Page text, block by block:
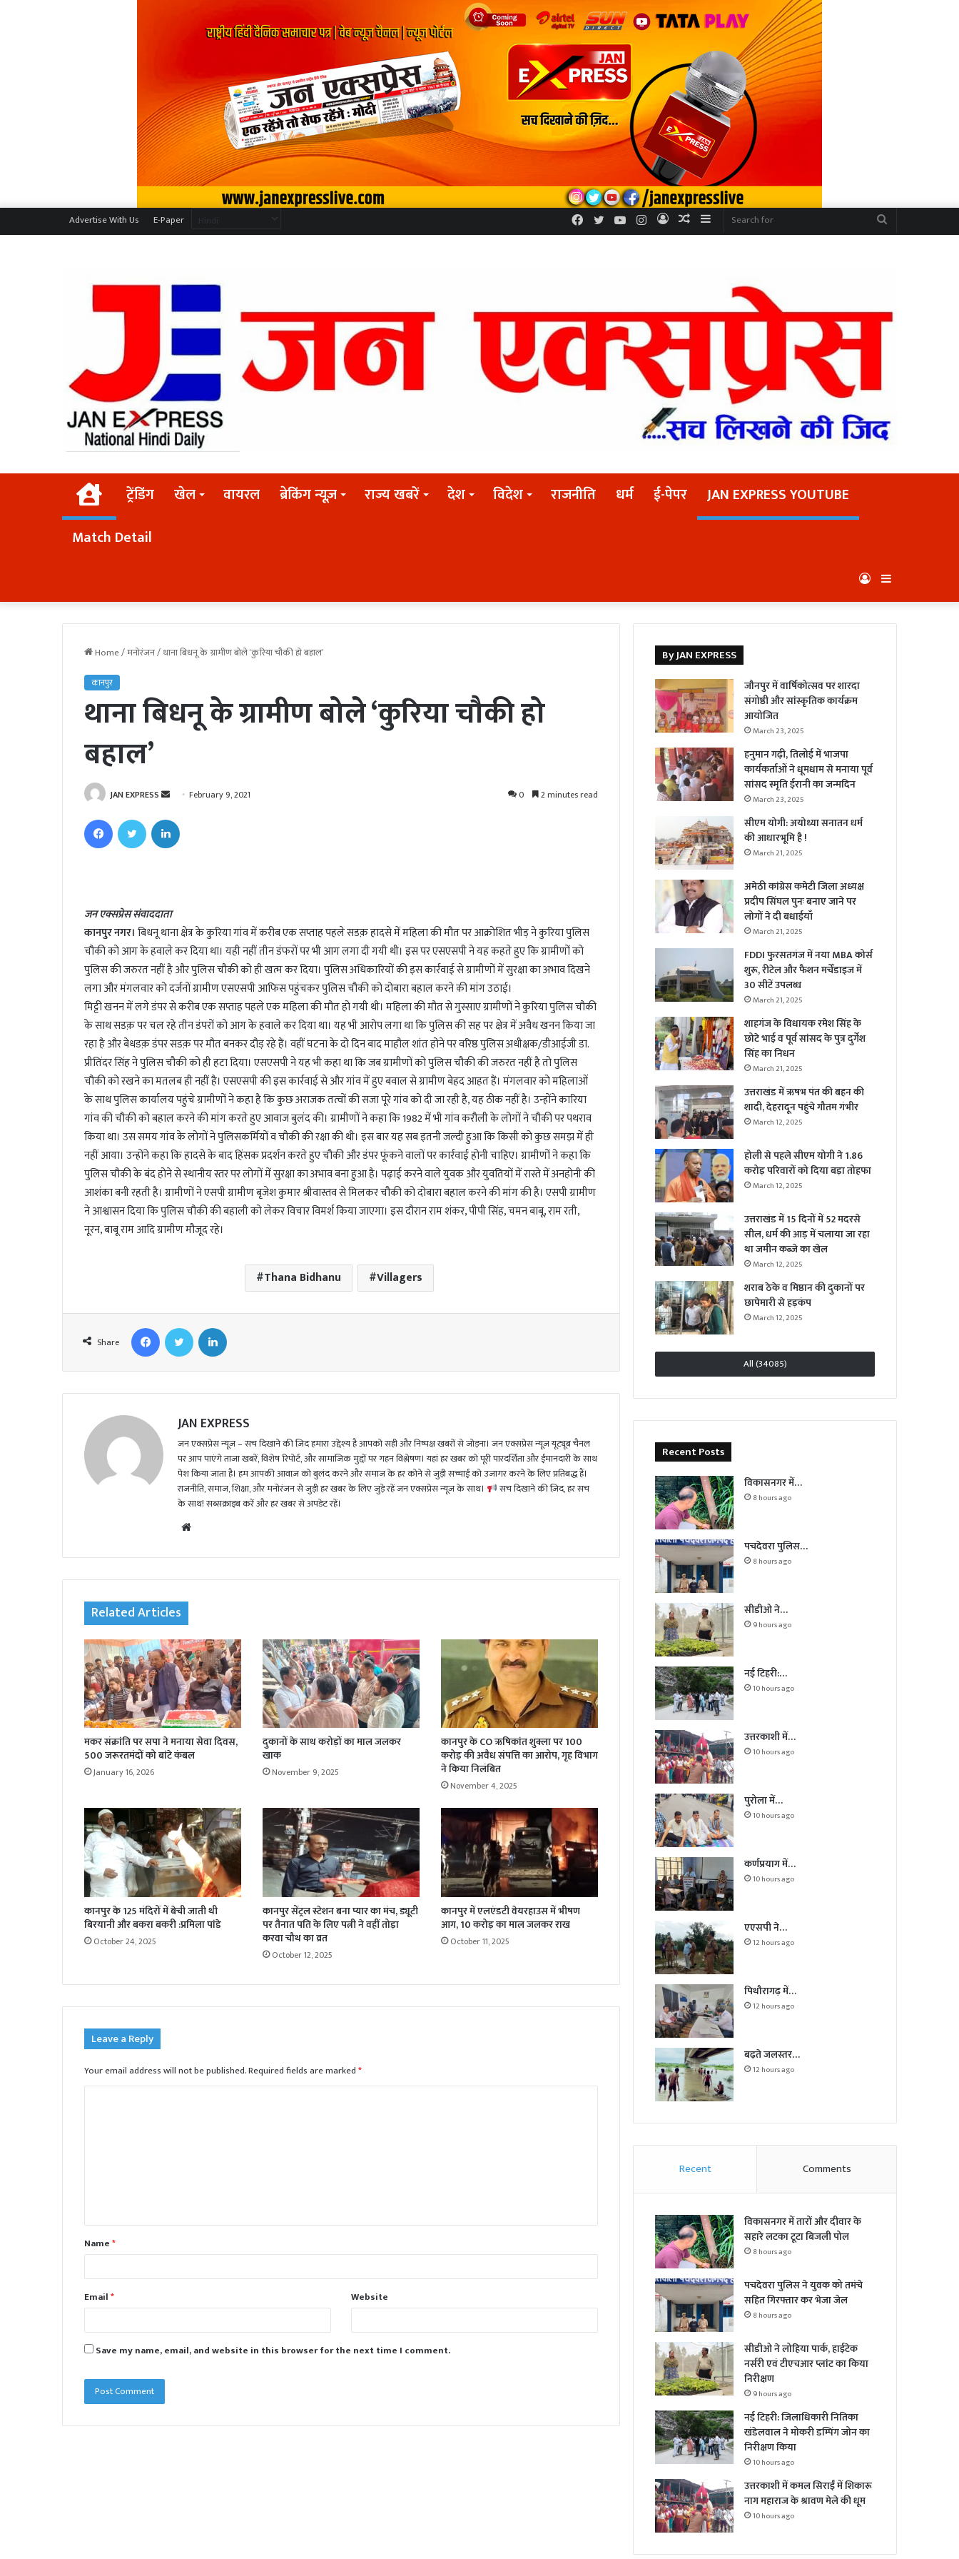
Advertise With Us E-Paper Sidebar
Random
Log
Instagram
YouTube
Twitter
Facebook
Homeट्रेंडिंग खेल वायरल ब्रेकिंग न्यूज़ राज्य खबरें देश विदेश राजनीति धर्म ई-पेपर
JAN EXPRESS YOUTUBE
Match Detail
Log
In
Home/मनोरंजन/थाना बिधनू के ग्रामीण बोले ‘कुरिया चौकी हो बहाल’
कानपुर
थाना बिधनू के ग्रामीण बोले ‘कुरिया चौकी हो
बहाल’
JAN EXPRESS
d
m
a
i
l
February 9, 2021 0 2 minutes read
जन एक्सप्रेस संवाददाता
कानपुर नगर। बिधनू थाना क्षेत्र के कुरिया गांव में करीब एक सप्ताह पहले सडक़ हादसे में महिला की मौत पर आक्रोशित भीड़ ने कुरिया पुलिस
चौकी को आग के हवाले कर दिया था। यही नहीं तीन डंफरों पर भी आग लगा दी गयी थी। इस पर एसएसपी ने यह कहते हुए कि ग्रामीणों को
पुलिस की जरुरत नहीं है और पुलिस चौकी को ही खत्म कर दिया। पुलिस अधिकारियों की इस कार्रवाई से ग्रामीणों में सुरक्षा का अभाव दिखने
लगा और मंगलवार को दर्जनों ग्रामीण एसएसपी आफिस पहुंचकर पुलिस चौकी को दोबारा बहाल करने की मांग उठाई।
मिट्टी खनन में लगे डंपर से करीब एक सप्ताह पहले एक महिला की मौत हो गयी थी। महिला की मौत से गुस्साए ग्रामीणों ने कुरिया पुलिस चौकी
के साथ सडक़ पर चल रहे तीन डंपरों को आग के हवाले कर दिया था। यह भी आरोप लगा था कि पुलिस की सह पर क्षेत्र में अवैध खनन किया जा
रहा है और बेधडक़ डंपर सडक़ पर मौत बनकर दौड़ रहे हैं। वहीं घटना के दो दिन बाद माहौल शांत होने पर वरिष्ठ पुलिस अधीक्षक/डीआईजी डा.
प्रीतिंदर सिंह ने पुलिस चौकी को ही हटा दिया। एसएसपी ने यह भी कहा था कि जब ग्रामीणों को पुलिस चौकी की जरुरत नहीं है तो पुलिस
चौकी को रखने का मतलब ही नहीं है। एसएसपी की इस कार्रवाई से और गांव में हुए बवाल से ग्रामीण बेहद आहत हैं। मंगलवार को महिलाओं
के साथ पुलिस कार्यालय पहुंचे ग्रामीणों ने कहा है कि कुछ अराजक तत्वों की सजा पूरे गांव को दी जा रही है, यह ठीक नहीं है। उन्होंने कारिया
गांव की चौकी को बहाल करने की मांग करते हुए आवाज बुलंद की। ग्रामीणों ने कहा कि 1982 में भी गांव करौली के लोगों ने चौकी पर पथराव
किया था। उस समय गांव के लोगों ने पुलिसकर्मियों व चौकी की रक्षा की थी। इस बार यह सब इतनी जल्दी हुआ कि किसी को कुछ समझ में ही
नहीं आया। उन्होंने कहा कि हादसे के बाद हिंसक प्रदर्शन करते हुए चौकी और डंपर फूंकने वालों पर कार्रवाई होनी चाहिए। ग्रामीणों ने कहा कि
पुलिस चौकी के बंद होने से स्थानीय स्तर पर लोगों में सुरक्षा का अभाव बना हुआ है। पढ़ाई करने वाले युवक और युवतियों में रास्ते में अनहोनी की
आशंका बनी रहती है। ग्रामीणों ने एसपी ग्रामीण बृजेश कुमार श्रीवास्तव से मिलकर चौकी को दोबारा बहाल करने की मांग की है। एसपी ग्रामीण
ने आश्वासन दिया कि पुलिस चौकी की बहाली को लेकर विचार विमर्श किया जाएगा। इस दौरान राम शंकर, पीपी सिंह, चमन बाबू, राम रती,
नूरन, बाबू राम आदि ग्रामीण मौजूद रहे।
Thana Bidhanu Villagers
Share
JAN EXPRESS
जन एक्सप्रेस न्यूज़ – सच दिखाने की ज़िद हमारा उद्देश्य है आपको सही और निष्पक्ष खबरों से जोड़ना। जन एक्सप्रेस न्यूज़ यूट्यूब चैनल
पर आप पाएंगे ताजा खबरें, विशेष रिपोर्ट, और सामाजिक मुद्दों पर गहन विश्लेषण। यहां हर खबर को पूरी पारदर्शिता और ईमानदारी के साथ
पेश किया जाता है। हम आपकी आवाज़ को बुलंद करने और समाज के हर कोने से जुड़ी सच्चाई को उजागर करने के लिए प्रतिबद्ध हैं।
राजनीति, समाज, शिक्षा, और मनोरंजन से जुड़ी हर खबर के लिए जुड़े रहें जन एक्सप्रेस न्यूज़ के साथ।
सच दिखाने की ज़िद, हर सच
के साथ! सब्सक्राइब करें और हर खबर से अपडेट रहें।
te
Related Articles
मकर संक्रांति पर सपा ने मनाया सेवा दिवस,
500 जरूरतमंदों को बांटे कंबल
January 16, 2026
दुकानों के साथ करोड़ों का माल जलकर
खाक
November 9, 2025
कानपुर के CO ऋषिकांत शुक्ला पर 100
करोड़ की अवैध संपत्ति का आरोप, गृह विभाग
ने किया निलंबित
November 4, 2025
कानपुर के 125 मंदिरों में बेची जाती थी
बिरयानी और बकरा बकरी :प्रमिला पांडे
October 24, 2025
कानपुर सेंट्रल स्टेशन बना प्यार का मंच, ड्यूटी
पर तैनात पति के लिए पत्नी ने वहीं तोड़ा
करवा चौथ का व्रत
October 12, 2025
कानपुर में एलएंडटी वेयरहाउस में भीषण
आग, 10 करोड़ का माल जलकर राख
October 11, 2025
Leave a Reply
Your email address will not be published.Required fields are marked*
t
*Name*
Email* Website
Save my name, email, and website in this browser for the next time I comment.
By JAN EXPRESS
जौनपुर में वार्षिकोत्सव पर शारदा
संगोष्ठी और सांस्कृतिक कार्यक्रम
आयोजित
March 23, 2025
हनुमान गढ़ी, तिलोई में भाजपा
कार्यकर्ताओं ने धूमधाम से मनाया पूर्व
सांसद स्मृति ईरानी का जन्मदिन
March 23, 2025
सीएम योगी: अयोध्या सनातन धर्म
की आधारभूमि है !
March 21, 2025
अमेठी कांग्रेस कमेटी जिला अध्यक्ष
प्रदीप सिंघल पुनः बनाए जाने पर
लोगों ने दी बधाईयाँ
March 21, 2025
FDDI फुरसतगंज में नया MBA कोर्स
शुरू, रीटेल और फैशन मर्चेंडाइज में
30 सीटें उपलब्ध
March 21, 2025
शाहगंज के विधायक रमेश सिंह के
छोटे भाई व पूर्व सांसद के पुत्र दुर्गेश
सिंह का निधन
March 21, 2025
उत्तराखंड में ऋषभ पंत की बहन की
शादी, देहरादून पहुंचे गौतम गंभीर
March 12, 2025
होली से पहले सीएम योगी ने 1.86
करोड़ परिवारों को दिया बड़ा तोहफा
March 12, 2025
उत्तराखंड में 15 दिनों में 52 मदरसे
सील, धर्म की आड़ में चलाया जा रहा
था जमीन कब्जे का खेल
March 12, 2025
शराब ठेके व मिष्ठान की दुकानों पर
छापेमारी से हड़कंप
March 12, 2025
All (34085)
Recent Posts
विकासनगर में…
8 hours ago
पचदेवरा पुलिस…
8 hours ago
सीडीओ ने…
9 hours ago
नई टिहरी:…
10 hours ago
उत्तरकाशी में…
10 hours ago
पुरोला में…
10 hours ago
कर्णप्रयाग में…
10 hours ago
एएसपी ने…
12 hours ago
पिथौरागढ़ में…
12 hours ago
बढ़ते जलस्तर…
12 hours ago
Recent Comments
विकासनगर में तारों और दीवार के
सहारे लटका टूटा बिजली पोल
8 hours ago
पचदेवरा पुलिस ने युवक को तमंचे
सहित गिरफ्तार कर भेजा जेल
8 hours ago
सीडीओ ने लोहिया पार्क, हाईटेक
नर्सरी एवं टीएचआर प्लांट का किया
निरीक्षण
9 hours ago
नई टिहरी: जिलाधिकारी नितिका
खंडेलवाल ने मोकरी डम्पिंग जोन का
निरीक्षण किया
10 hours ago
उत्तरकाशी में कमल सिराईं में शिकारू
नाग महाराज के श्रावण मेले की धूम
10 hours ago